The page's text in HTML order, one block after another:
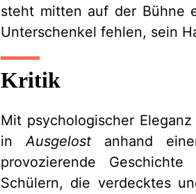
steht mitten auf der Bühne
Unterschenkel fehlen, sein
Kritik
Mit psychologischer
in Ausgelostanhand
provozierende
Schülern, die verdecktes